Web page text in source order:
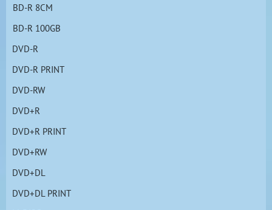
BD-R 8CM
BD-R 100GB
DVD-R
DVD-R PRINT
DVD-RW
DVD+R
DVD+R PRINT
DVD+RW
DVD+DL
DVD+DL PRINT